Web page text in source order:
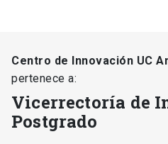
Centro de Innovación UC
pertenece a:
Vicerrectoría de
Postgrado